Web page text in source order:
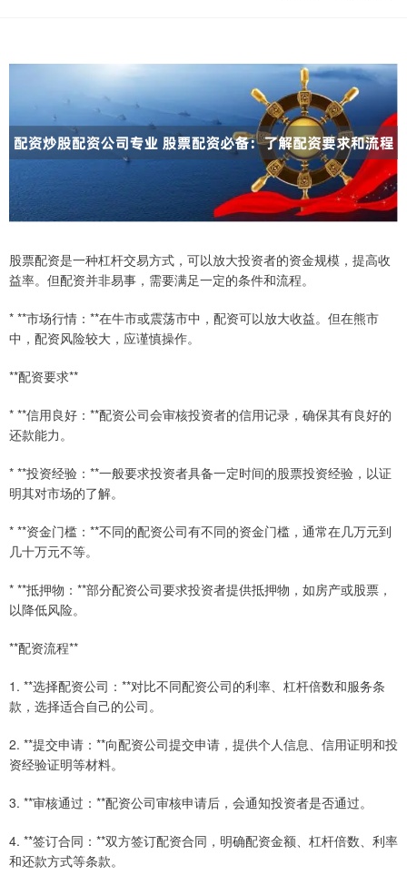
股票配资是一种杠杆交易方式，可以放大投资者的资金规模，提高收
益率。但配资并非易事，需要满足一定的条件和流程。
* **市场行情：**在牛市或震荡市中，配资可以放大收益。但在熊市
中，配资风险较大，应谨慎操作。
**配资要求**
* **信用良好：**配资公司会审核投资者的信用记录，确保其有良好的
还款能力。
* **投资经验：**一般要求投资者具备一定时间的股票投资经验，以证
明其对市场的了解。
* **资金门槛：**不同的配资公司有不同的资金门槛，通常在几万元到
几十万元不等。
* **抵押物：**部分配资公司要求投资者提供抵押物，如房产或股票，
以降低风险。
**配资流程**
1. **选择配资公司：**对比不同配资公司的利率、杠杆倍数和服务条
款，选择适合自己的公司。
2. **提交申请：**向配资公司提交申请，提供个人信息、信用证明和投
资经验证明等材料。
3. **审核通过：**配资公司审核申请后，会通知投资者是否通过。
4. **签订合同：**双方签订配资合同，明确配资金额、杠杆倍数、利率
和还款方式等条款。